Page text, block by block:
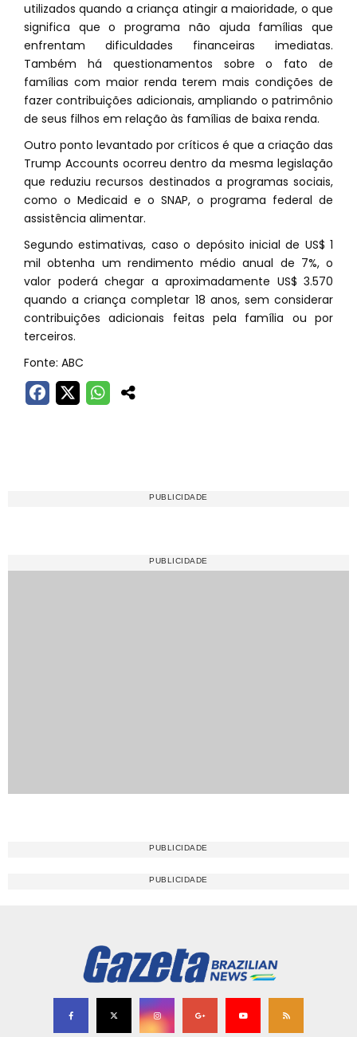
utilizados quando a criança atingir a maioridade, o que
significa que o programa não ajuda famílias que
enfrentam dificuldades financeiras imediatas.
Também há questionamentos sobre o fato de
famílias com maior renda terem mais condições de
fazer contribuições adicionais, ampliando o patrimônio
de seus filhos em relação às famílias de baixa renda.
Outro ponto levantado por críticos é que a criação das
Trump Accounts ocorreu dentro da mesma legislação
que reduziu recursos destinados a programas sociais,
como o Medicaid e o SNAP, o programa federal de
assistência alimentar.
Segundo estimativas, caso o depósito inicial de US$ 1
mil obtenha um rendimento médio anual de 7%, o
valor poderá chegar a aproximadamente US$ 3.570
quando a criança completar 18 anos, sem considerar
contribuições adicionais feitas pela família ou por
terceiros.
Fonte: ABC